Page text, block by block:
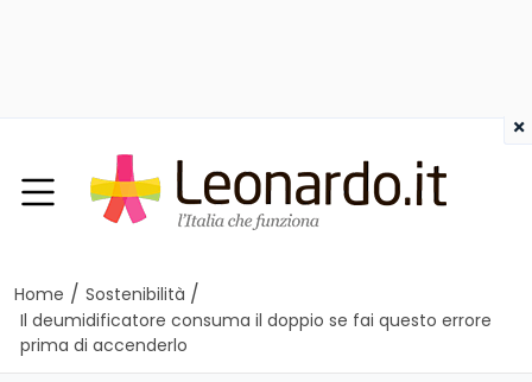
Home / Sostenibilità /
Il deumidificatore consuma il doppio se fai questo errore
prima di accenderlo
×